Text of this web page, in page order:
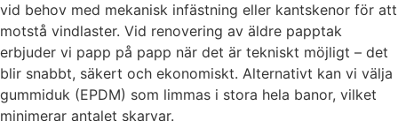
vid behov med mekanisk infästning eller kantskenor för att
motstå vindlaster. Vid renovering av äldre papptak
erbjuder vi papp på papp när det är tekniskt möjligt – det
blir snabbt, säkert och ekonomiskt. Alternativt kan vi välja
gummiduk (EPDM) som limmas i stora hela banor, vilket
minimerar antalet skarvar.